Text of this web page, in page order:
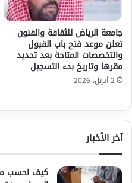
جامعة الرياض للثقافة والفنون
تعلن موعد فتح باب القبول
والتخصصات المتاحة بعد تحديد
مقرها وتاريخ بدء التسجيل
2 أبريل، 2026
آخر الأخبار
كيف احسب